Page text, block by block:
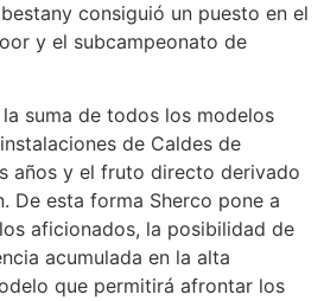
consiguió un puesto en el
y el subcampeonato de
la suma de todos los modelos
de Caldes de
años y el fruto directo derivado
De esta forma Sherco pone a
aficionados, la posibilidad de
acumulada en la alta
que permitirá afrontar los